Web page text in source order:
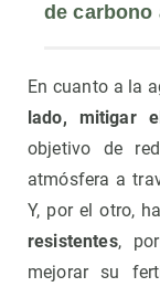
de carbono
En cuanto a la
lado, mitigar
objetivo de
atmósfera a
Y, por el otro,
resistentes,
mejorar su